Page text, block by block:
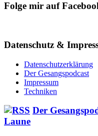
Folge mir auf
Datenschutz &
Datenschutzerklärung
Der Gesangspodcast
Impressum
Techniken
Der
Laune